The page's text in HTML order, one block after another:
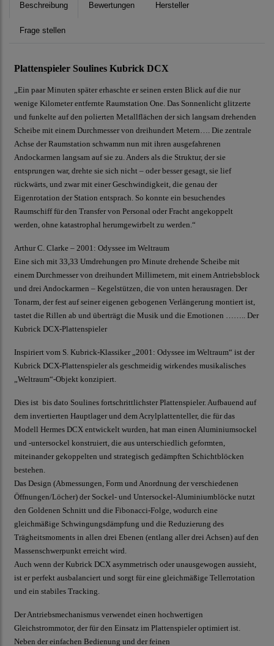
Beschreibung Bewertungen Hersteller
Frage stellen
Plattenspieler Soulines Kubrick DCX
„Ein paar Minuten später erhaschte er seinen ersten Blick auf die nur
wenige Kilometer entfernte Raumstation One. Das Sonnenlicht glitzerte
und funkelte auf den polierten Metallflächen der sich langsam drehenden
Scheibe mit einem Durchmesser von dreihundert Metern…. Die zentrale
Achse der Raumstation schwamm nun mit ihren ausgefahrenen
Andockarmen langsam auf sie zu. Anders als die Struktur, der sie
entsprungen war, drehte sie sich nicht – oder besser gesagt, sie lief
rückwärts, und zwar mit einer Geschwindigkeit, die genau der
Eigenrotation der Station entsprach. So konnte ein besuchendes
Raumschiff für den Transfer von Personal oder Fracht angekoppelt
werden, ohne katastrophal herumgewirbelt zu werden.“
Arthur C. Clarke – 2001: Odyssee im Weltraum
Eine sich mit 33,33 Umdrehungen pro Minute drehende Scheibe mit
einem Durchmesser von dreihundert Millimetern, mit einem Antriebsblock
und drei Andockarmen – Kegelstützen, die von unten herausragen. Der
Tonarm, der fest auf seiner eigenen gebogenen Verlängerung montiert ist,
tastet die Rillen ab und überträgt die Musik und die Emotionen …….. Der
Kubrick DCX-Plattenspieler
Inspiriert vom S. Kubrick-Klassiker „2001: Odyssee im Weltraum“ ist der
Kubrick DCX-Plattenspieler als geschmeidig wirkendes musikalisches
„Weltraum“-Objekt konzipiert.
Dies ist bis dato Soulines fortschrittlichster Plattenspieler. Aufbauend auf
dem invertierten Hauptlager und dem Acrylplattenteller, die für das
Modell Hermes DCX entwickelt wurden, hat man einen Aluminiumsockel
und -untersockel konstruiert, die aus unterschiedlich geformten,
miteinander gekoppelten und strategisch gedämpften Schichtblöcken
bestehen.
Das Design (Abmessungen, Form und Anordnung der verschiedenen
Öffnungen/Löcher) der Sockel- und Untersockel-Aluminiumblöcke nutzt
den Goldenen Schnitt und die Fibonacci-Folge, wodurch eine
gleichmäßige Schwingungsdämpfung und die Reduzierung des
Trägheitsmoments in allen drei Ebenen (entlang aller drei Achsen) auf den
Massenschwerpunkt erreicht wird.
Auch wenn der Kubrick DCX asymmetrisch oder unausgewogen aussieht,
ist er perfekt ausbalanciert und sorgt für eine gleichmäßige Tellerrotation
und ein stabiles Tracking.
Der Antriebsmechanismus verwendet einen hochwertigen
Gleichstrommotor, der für den Einsatz im Plattenspieler optimiert ist.
Neben der einfachen Bedienung und der feinen